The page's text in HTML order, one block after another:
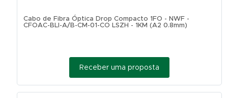
Cabo de Fibra Óptica Drop Compacto 1FO - NWF -
CFOAC-BLI-A/B-CM-01-CO LSZH - 1KM (A2 0.8mm)
Receber uma proposta